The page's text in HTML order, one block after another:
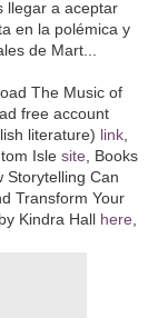
llegar a aceptar
en la polémica y
de Mart...
The Music of
free account
literature) link
Isle site , Books
Storytelling Can
Transform Your
Kindra Hall here